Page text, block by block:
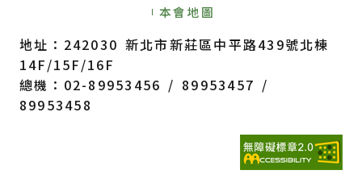
本會地圖
地址：242030 新北市新莊區中平路439號北棟
14F/15F/16F
總機：02-89953456 / 89953457 /
89953458